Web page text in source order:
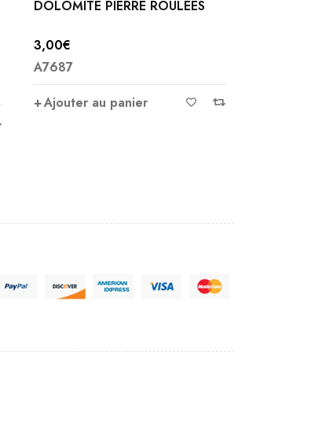
DOLOMITE PIERRE ROULEES
3,00€
A7687
Ajouter au panier